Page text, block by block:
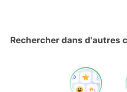
Rechercher dans d'autres